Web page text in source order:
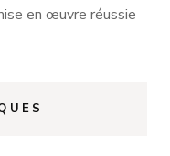
en œuvre réussie